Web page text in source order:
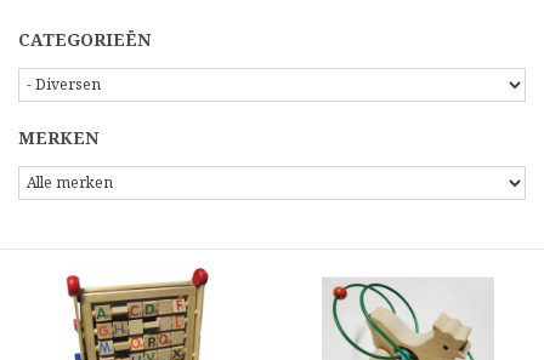
CATEGORIEËN
MERKEN